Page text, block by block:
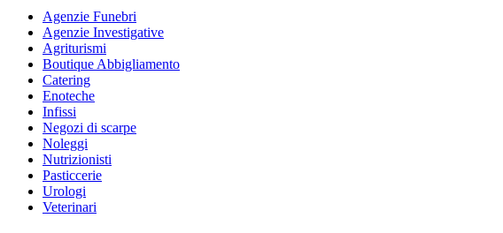
Agenzie Funebri
Agenzie Investigative
Agriturismi
Boutique Abbigliamento
Catering
Enoteche
Infissi
Negozi di scarpe
Noleggi
Nutrizionisti
Pasticcerie
Urologi
Veterinari